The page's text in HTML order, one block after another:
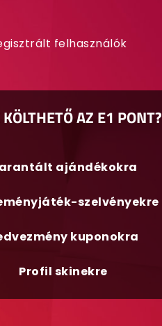
felhasználók
AZ E1 PONT?
ajándékokra
szelvényekre
kuponokra
Profil skinekre